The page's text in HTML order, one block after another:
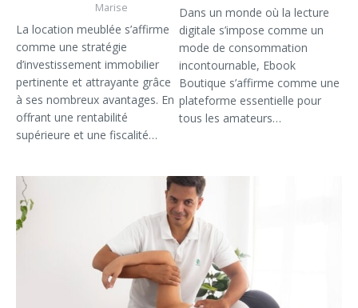
Marise
La location meublée s’affirme
comme une stratégie
d’investissement immobilier
pertinente et attrayante grâce
à ses nombreux avantages. En
offrant une rentabilité
supérieure et une fiscalité…
Dans un monde où la lecture
digitale s’impose comme un
mode de consommation
incontournable, Ebook
Boutique s’affirme comme une
plateforme essentielle pour
tous les amateurs…